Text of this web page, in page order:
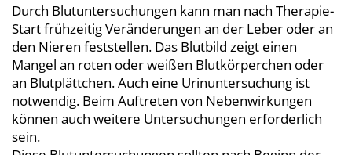
Durch Blutuntersuchungen kann man nach Therapie-
Start frühzeitig Veränderungen an der Leber oder an
den Nieren feststellen. Das Blutbild zeigt einen
Mangel an roten oder weißen Blutkörperchen oder
an Blutplättchen. Auch eine Urinuntersuchung ist
notwendig. Beim Auftreten von Nebenwirkungen
können auch weitere Untersuchungen erforderlich
sein.